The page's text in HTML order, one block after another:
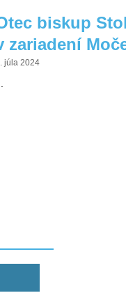
biskup
zariadení
júla 2024